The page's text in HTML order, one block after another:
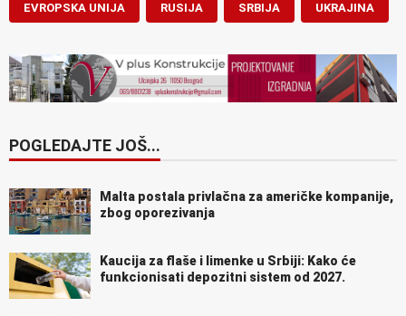
EVROPSKA UNIJA RUSIJA SRBIJA UKRAJINA
POGLEDAJTE JOŠ...
Malta postala privlačna za američke kompanije,
zbog oporezivanja
Kaucija za flaše i limenke u Srbiji: Kako će
funkcionisati depozitni sistem od 2027.